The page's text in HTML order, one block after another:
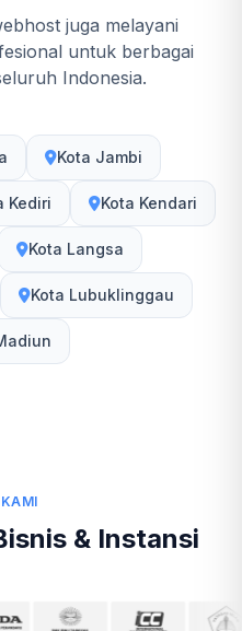
juga melayani
untuk berbagai
Indonesia.
Kota Jambi
Kediri Kota Kendari
Kota Langsa
Kota Lubuklinggau
& Instansi